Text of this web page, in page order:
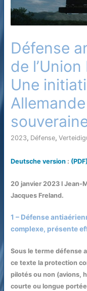
Défense
de
Une
2023, Défense,
Deutsche version: (PDF)
20 janvier 2023 l Jean-
Jacques Freland.
1 – Défense
complexe, présente
Sous le terme défense
ce texte la protection
pilotés ou non (avions,
courte ou longue